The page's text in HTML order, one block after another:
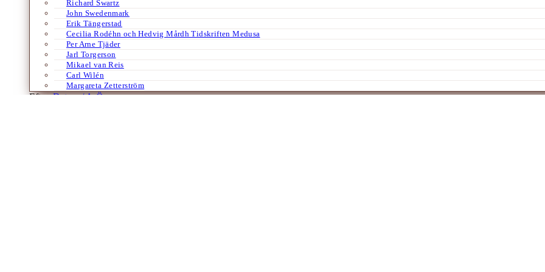
Richard Swartz
John Swedenmark
Erik Tängerstad
Cecilia Rodéhn och Hedvig Mårdh Tidskriften Medusa
Per Arne Tjäder
Jarl Torgerson
Mikael van Reis
Carl Wilén
Margareta Zetterström
Efter:Datum /A-Ö